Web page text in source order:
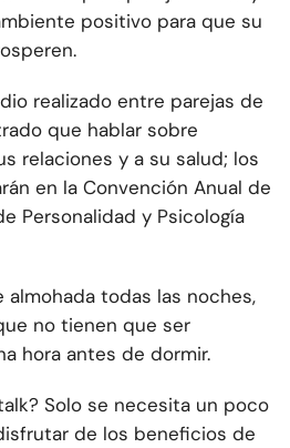
positivo para que su
realizado entre parejas de
que hablar sobre
relaciones y a su salud; los
en la Convención Anual de
Personalidad y Psicología
almohada todas las noches,
no tienen que ser
hora antes de dormir.
Solo se necesita un poco
de los beneficios de